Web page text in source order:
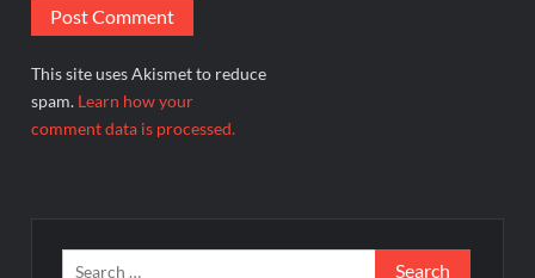
This site uses Akismet to reduce
spam. Learn how your
comment data is processed.
Search